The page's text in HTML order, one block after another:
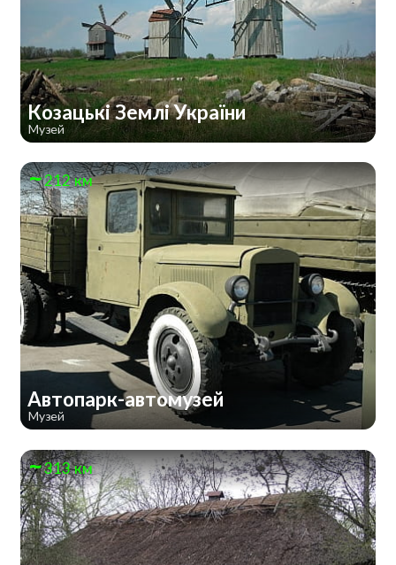
Козацькі Землі України
Музей
212 км
Автопарк-автомузей
Музей
313 км